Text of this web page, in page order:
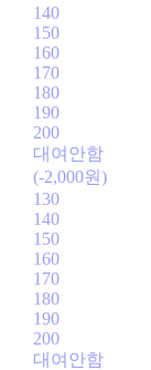
140
150
160
170
180
190
200
대여안함
(-2,000원)
130
140
150
160
170
180
190
200
대여안함